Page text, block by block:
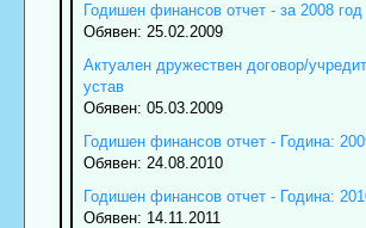
Годишен финансов отчет - за 2008 год
Обявен: 25.02.2009
Актуален дружествен договор/
устав
Обявен: 05.03.2009
Годишен финансов отчет - Година:
Обявен: 24.08.2010
Годишен финансов отчет - Година:
Обявен: 14.11.2011